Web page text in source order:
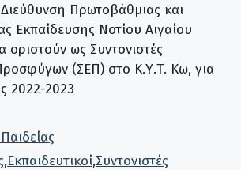
Πρωτοβάθμιας και
Εκπαίδευσης Νοτίου Αιγαίου
οριστούν ως Συντονιστές
(ΣΕΠ) στο Κ.Υ.Τ. Κω, για
2022-2023
,Εκπαιδευτικοί,Συντονιστές